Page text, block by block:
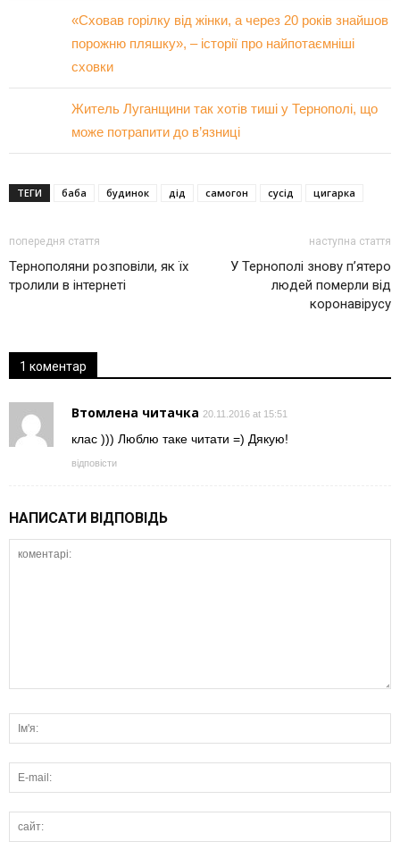
«Сховав горілку від жінки, а через 20 років знайшов
порожню пляшку», – історії про найпотаємніші
сховки
Житель Луганщини так хотів тиші у Тернополі, що
може потрапити до в’язниці
ТЕГИ баба будинок дід самогон сусід цигарка
попередня стаття
Тернополяни розповіли, як їх
тролили в інтернеті
наступна стаття
У Тернополі знову п’ятеро
людей померли від
коронавірусу
1 коментар
Втомлена читачка 20.11.2016 at 15:51
клас ))) Люблю таке читати =) Дякую!
відповісти
НАПИСАТИ ВІДПОВІДЬ